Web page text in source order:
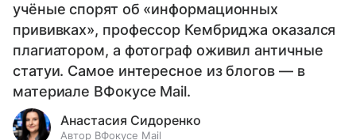
учёные спорят об «информационных
прививках», профессор Кембриджа оказался
плагиатором, а фотограф оживил античные
статуи. Самое интересное из блогов — в
материале ВФокусе Mail.
Анастасия Сидоренко
Автор ВФокусе Mail